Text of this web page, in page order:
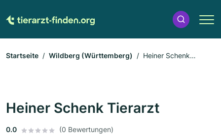
Startseite Wildberg (Württemberg)
Heiner Schenk
Heiner Schenk Tierarzt
0.0 (0 Bewertungen)